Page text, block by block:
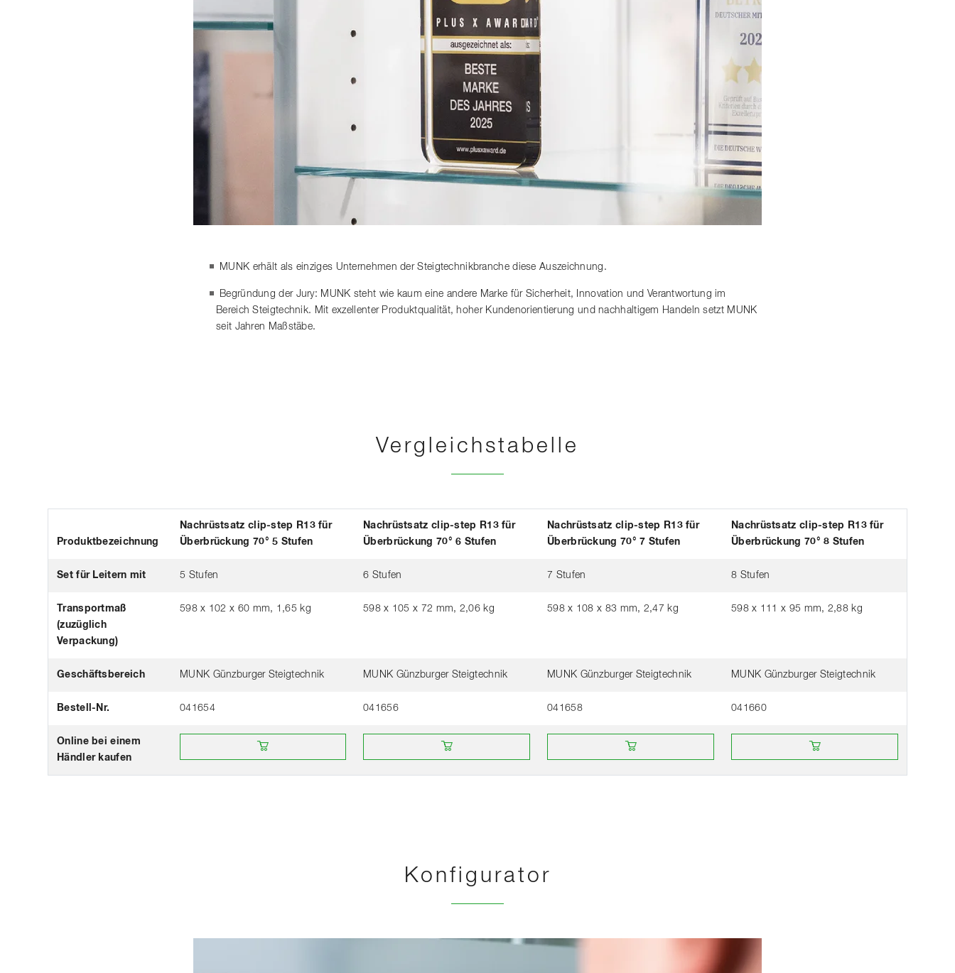
MUNK erhält als einziges Unternehmen der Steigtechnikbranche diese Auszeichnung.
Begründung der Jury: MUNK steht wie kaum eine andere Marke für Sicherheit, Innovation und Verantwortung im
Bereich Steigtechnik. Mit exzellenter Produktqualität, hoher Kundenorientierung und nachhaltigem Handeln setzt MUNK
seit Jahren Maßstäbe.
Vergleichstabelle
Produktbezeichnung
Nachrüstsatz clip-step R13 für
Überbrückung 70° 5 Stufen
Nachrüstsatz clip-step R13 für
Überbrückung 70° 6 Stufen
Nachrüstsatz clip-step R13 für
Überbrückung 70° 7 Stufen
Nachrüstsatz clip-step R13 für
Überbrückung 70° 8 Stufen
Set für Leitern mit 5 Stufen 6 Stufen 7 Stufen 8 Stufen
Transportmaß
(zuzüglich
Verpackung)
598 x 102 x 60 mm, 1,65 kg 598 x 105 x 72 mm, 2,06 kg 598 x 108 x 83 mm, 2,47 kg 598 x 111 x 95 mm, 2,88 kg
Geschäftsbereich MUNK Günzburger Steigtechnik MUNK Günzburger Steigtechnik MUNK Günzburger Steigtechnik MUNK Günzburger Steigtechnik
Bestell-Nr. 041654 041656 041658 041660
Online bei einem
Händler kaufen
Online bei einem Händler kaufen Online bei einem Händler kaufen Online bei einem Händler kaufen Online bei einem Händler kaufen
Konfigurator